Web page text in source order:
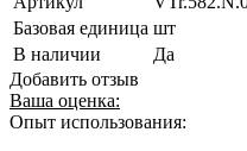
Базовая единица шт
В наличии
Да
Добавить отзыв
Ваша оценка:
Опыт использования: